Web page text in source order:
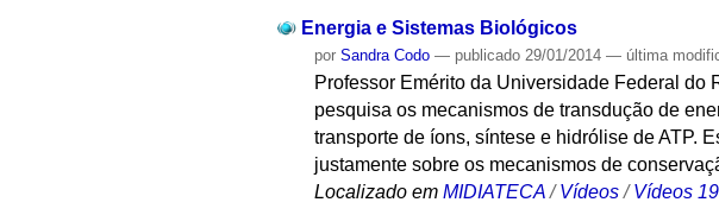
Energia e Sistemas Biológicos
porSandra Codo — publicado 29/01/2014— última
Professor Emérito da Universidade Federal
pesquisa os mecanismos de transdução de
transporte de íons, síntese e hidrólise de ATP.
justamente sobre os mecanismos de
Localizado em MIDIATECA /Vídeos /Vídeos